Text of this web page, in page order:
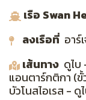
เรือ Swan
ลงเรือที่ อาร์
เส้นทาง ดูไบ
แอนตาร์กติกา (ขั้
บัวโนสไอเรส - ดู